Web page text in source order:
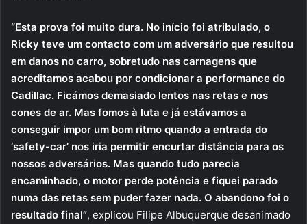
“Esta prova foi muito dura. No início foi atribulado, o
Ricky teve um contacto com um adversário que resultou
em danos no carro, sobretudo nas carnagens que
acreditamos acabou por condicionar a performance do
Cadillac. Ficámos demasiado lentos nas retas e nos
cones de ar. Mas fomos à luta e já estávamos a
conseguir impor um bom ritmo quando a entrada do
‘safety-car’ nos iria permitir encurtar distância para os
nossos adversários. Mas quando tudo parecia
encaminhado, o motor perde potência e fiquei parado
numa das retas sem puder fazer nada. O abandono foi o
resultado final”, explicou Filipe Albuquerque desanimado